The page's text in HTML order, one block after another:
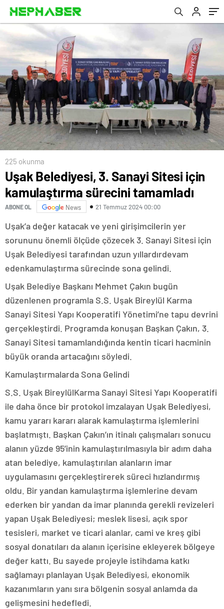
225 okunma
Uşak Belediyesi, 3. Sanayi Sitesi için
kamulaştırma sürecini tamamladı
ABONE OL News 21 Temmuz 2024 00:00
Uşak’a değer katacak ve yeni girişimcilerin yer
sorununu önemli ölçüde çözecek 3. Sanayi Sitesi için
Uşak Belediyesi tarafından uzun yıllardırdevam
edenkamulaştırma sürecinde sona gelindi.
Uşak Belediye Başkanı Mehmet Çakın bugün
düzenlenen programla S.S. Uşak Bireylül Karma
Sanayi Sitesi Yapı Kooperatifi Yönetimi’ne tapu devrini
gerçekleştirdi. Programda konuşan Başkan Çakın, 3.
Sanayi Sitesi tamamlandığında kentin ticari hacminin
büyük oranda artacağını söyledi.
Kamulaştırmalarda Sona Gelindi
S.S. Uşak BireylülKarma Sanayi Sitesi Yapı Kooperatifi
ile daha önce bir protokol imzalayan Uşak Belediyesi,
kamu yararı kararı alarak kamulaştırma işlemlerini
başlatmıştı. Başkan Çakın’ın itinalı çalışmaları sonucu
alanın yüzde 95’inin kamulaştırılmasıyla bir adım daha
atan belediye, kamulaştırılan alanların imar
uygulamasını gerçekleştirerek süreci hızlandırmış
oldu. Bir yandan kamulaştırma işlemlerine devam
ederken bir yandan da imar planında gerekli revizeleri
yapan Uşak Belediyesi; meslek lisesi, açık spor
tesisleri, market ve ticari alanlar, cami ve kreş gibi
sosyal donatıları da alanın içerisine ekleyerek bölgeye
değer kattı. Bu sayede projeyle istihdama katkı
sağlamayı planlayan Uşak Belediyesi, ekonomik
kazanımların yanı sıra bölgenin sosyal anlamda da
gelişmesini hedefledi.